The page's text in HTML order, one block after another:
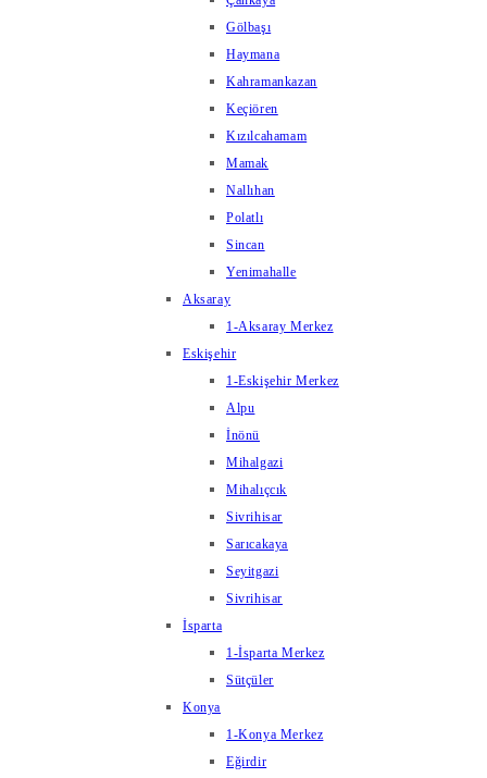
Gölbaşı
Haymana
Kahramankazan
Keçiören
Kızılcahamam
Mamak
Nallıhan
Polatlı
Sincan
Yenimahalle
Aksaray
1-Aksaray Merkez
Eskişehir
1-Eskişehir Merkez
Alpu
İnönü
Mihalgazi
Mihalıçcık
Sivrihisar
Sarıcakaya
Seyitgazi
Sivrihisar
İsparta
1-İsparta Merkez
Sütçüler
Konya
1-Konya Merkez
Eğirdir